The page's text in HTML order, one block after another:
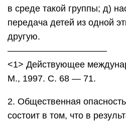
в среде такой группы; д)
передача детей из одной
другую.
———————————
<1> Действующее
М., 1997. С. 68 — 71.
2. Общественная
состоит в том, что в